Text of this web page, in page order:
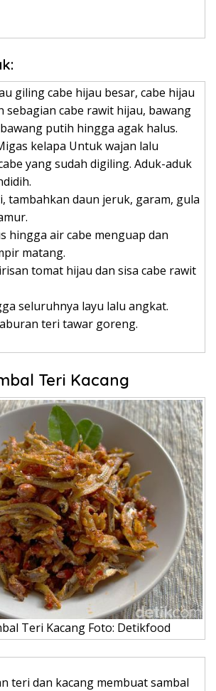
giling cabe hijau besar, cabe hijau
sebagian cabe rawit hijau, bawang
putih hingga agak halus.
kelapa Untuk wajan lalu
yang sudah digiling. Aduk-aduk
tambahkan daun jeruk, garam, gula
hingga air cabe menguap dan
matang.
tomat hijau dan sisa cabe rawit
seluruhnya layu lalu angkat.
teri tawar goreng.
Teri Kacang
Teri Kacang Foto: Detikfood
teri dan kacang membuat sambal